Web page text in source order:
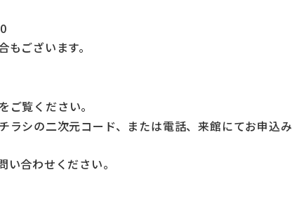
ございます。
をご覧ください。
ラシの二次元コード、または電話、来館にてお申込み
合わせください。